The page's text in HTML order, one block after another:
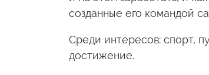
созданные его командой
Среди интересов: спорт,
достижение.